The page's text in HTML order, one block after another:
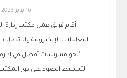
16 يناير 2023
أقام فريق عمل مكتب إدارة
التعاملات الإلكترونية
"نحو ممارسات أفضل في
لتسليط الضوء على دور